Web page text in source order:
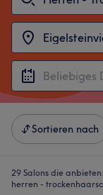
Sortieren nach
29 Salons die anbieten:
herren -